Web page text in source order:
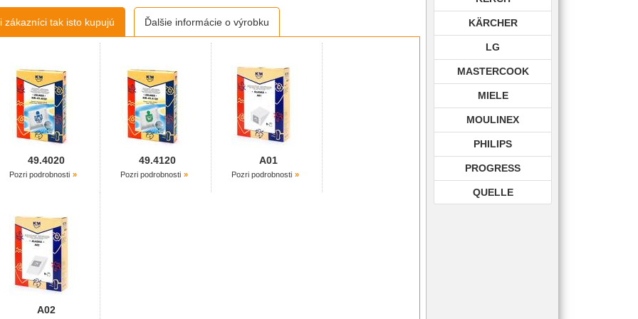
zákazníci tak isto kupujú Ďalšie informácie o výrobku
49.4020
Pozri podrobnosti
49.4120
Pozri podrobnosti
A01
Pozri podrobnosti
A02
KÄRCHER
LG
MASTERCOOK
MIELE
MOULINEX
PHILIPS
PROGRESS
QUELLE